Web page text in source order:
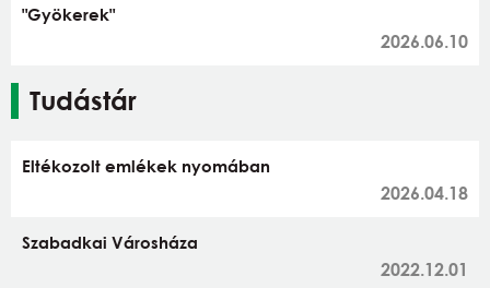
"Gyökerek"
2026.06.10
Tudástár
Eltékozolt emlékek nyomában
2026.04.18
Szabadkai Városháza
2022.12.01